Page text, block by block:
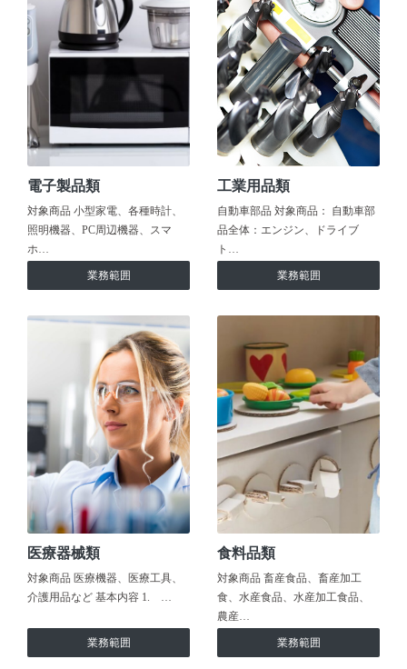
電子製品類
対象商品 小型家電、各種時計、
照明機器、PC周辺機器、スマ
ホ…
業務範囲
工業用品類
自動車部品 対象商品： 自動車部
品全体：エンジン、ドライブ
ト…
業務範囲
医療器械類
対象商品 医療機器、医療工具、
介護用品など 基本内容 1. …
業務範囲
食料品類
対象商品 畜産食品、畜産加工
食、水産食品、水産加工食品、
農産…
業務範囲